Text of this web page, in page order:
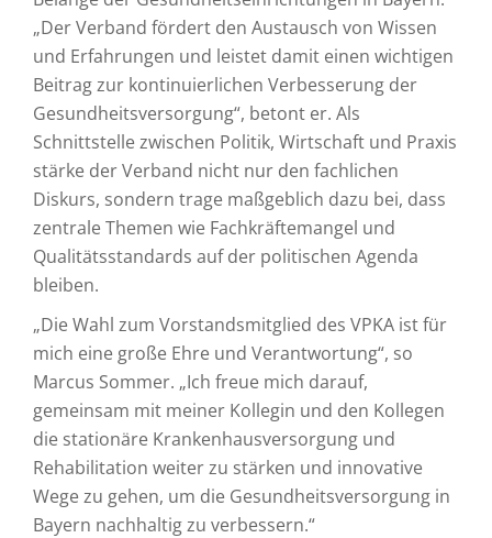
„Der Verband fördert den Austausch von Wissen
und Erfahrungen und leistet damit einen wichtigen
Beitrag zur kontinuierlichen Verbesserung der
Gesundheitsversorgung“, betont er. Als
Schnittstelle zwischen Politik, Wirtschaft und Praxis
stärke der Verband nicht nur den fachlichen
Diskurs, sondern trage maßgeblich dazu bei, dass
zentrale Themen wie Fachkräftemangel und
Qualitätsstandards auf der politischen Agenda
bleiben.
„Die Wahl zum Vorstandsmitglied des VPKA ist für
mich eine große Ehre und Verantwortung“, so
Marcus Sommer. „Ich freue mich darauf,
gemeinsam mit meiner Kollegin und den Kollegen
die stationäre Krankenhausversorgung und
Rehabilitation weiter zu stärken und innovative
Wege zu gehen, um die Gesundheitsversorgung in
Bayern nachhaltig zu verbessern.“